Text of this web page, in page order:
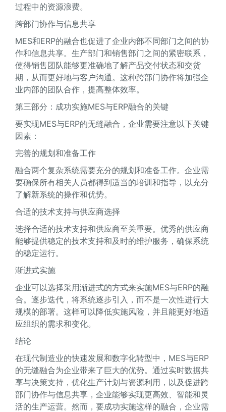
过程中的资源浪费。
跨部门协作与信息共享
MES和ERP的融合也促进了企业内部不同部门之间的协
作和信息共享。生产部门和销售部门之间的紧密联系，
使得销售团队能够更准确地了解产品交付状态和交货
期，从而更好地与客户沟通。这种跨部门协作将加强企
业内部的团队合作，提高整体效率。
第三部分：成功实施MES与ERP融合的关键
要实现MES与ERP的无缝融合，企业需要注意以下关键
因素：
完善的规划和准备工作
融合两个复杂系统需要充分的规划和准备工作。企业需
要确保所有相关人员都得到适当的培训和指导，以充分
了解新系统的操作和优势。
合适的技术支持与供应商选择
选择合适的技术支持和供应商至关重要。优秀的供应商
能够提供稳定的技术支持和及时的维护服务，确保系统
的稳定运行。
渐进式实施
企业可以选择采用渐进式的方式来实施MES与ERP的融
合。逐步迭代，将系统逐步引入，而不是一次性进行大
规模的部署。这样可以降低实施风险，并且能更好地适
应组织的需求和变化。
结论
在现代制造业的快速发展和数字化转型中，MES与ERP
的无缝融合为企业带来了巨大的优势。通过实时数据共
享与决策支持，优化生产计划与资源利用，以及促进跨
部门协作与信息共享，企业能够实现更高效、智能和灵
活的生产运营。然而，要成功实施这样的融合，企业需